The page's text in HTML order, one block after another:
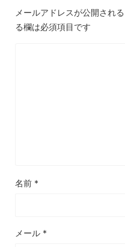
メールアドレスが公開され
る欄は必須項目です
名前 *
メール *